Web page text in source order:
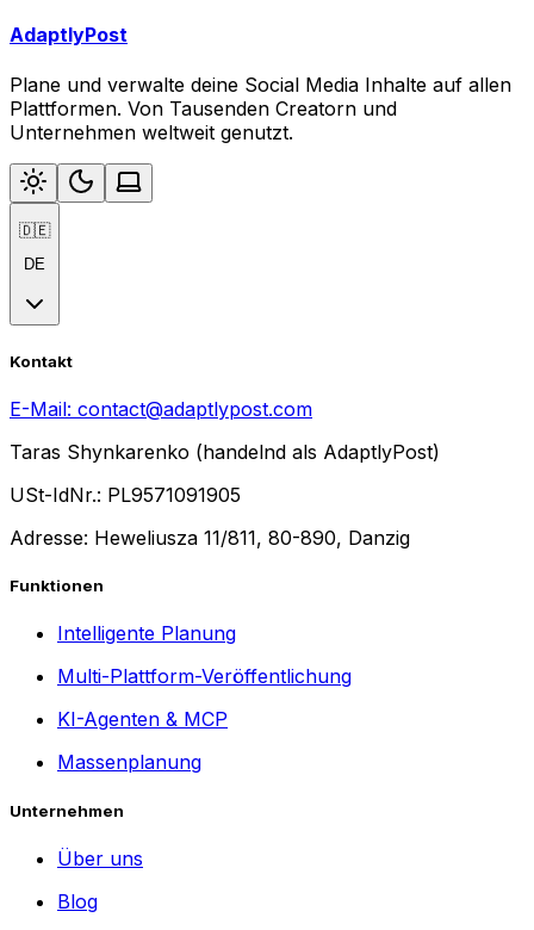
AdaptlyPost
Plane und verwalte deine Social Media Inhalte auf allen
Plattformen. Von Tausenden Creatorn und
Unternehmen weltweit genutzt.
🇩🇪
DE
Kontakt
E-Mail: contact@adaptlypost.com
Taras Shynkarenko (handelnd als AdaptlyPost)
USt-IdNr.: PL9571091905
Adresse: Heweliusza 11/811, 80-890, Danzig
Funktionen
Intelligente Planung
Multi-Plattform-Veröffentlichung
KI-Agenten & MCP
Massenplanung
Unternehmen
Über uns
Blog